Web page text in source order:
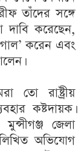
তাঁদের সঙ্গে
করেছেন,
করেন এবং
তো রাষ্ট্রীয়
কষ্টদায়ক।
জেলা
অভিযোগ